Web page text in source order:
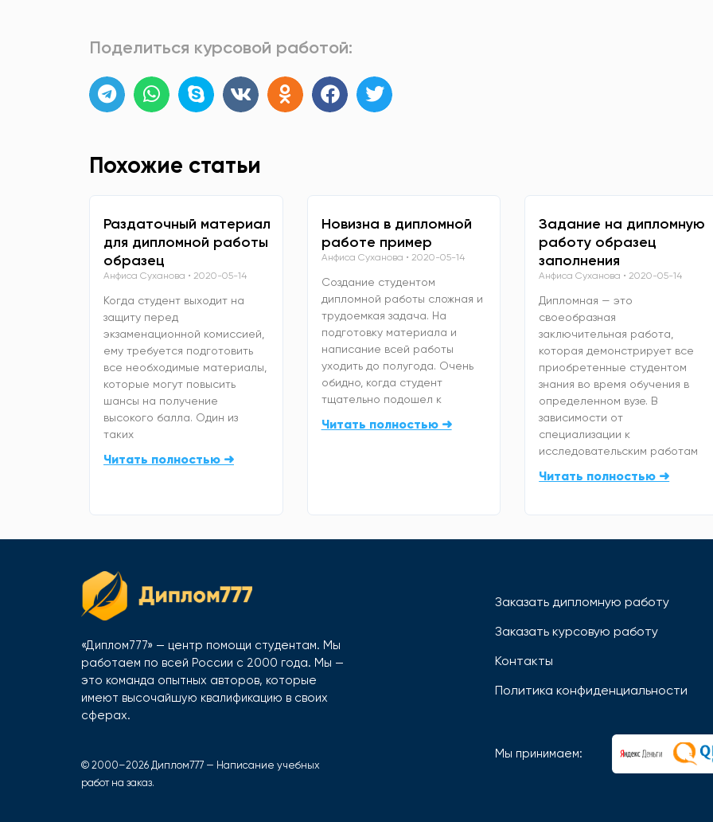
Поделиться курсовой работой:
Похожие статьи
Раздаточный материал
для дипломной работы
образец
Анфиса Суханова 2020-05-14
Когда студент выходит на
защиту перед
экзаменационной комиссией,
ему требуется подготовить
все необходимые материалы,
которые могут повысить
шансы на получение
высокого балла. Один из
таких
Читать полностью ➜
Новизна в дипломной
работе пример
Анфиса Суханова 2020-05-14
Создание студентом
дипломной работы сложная и
трудоемкая задача. На
подготовку материала и
написание всей работы
уходить до полугода. Очень
обидно, когда студент
тщательно подошел к
Читать полностью ➜
Задание на дипломную
работу образец
заполнения
Анфиса Суханова 2020-05-14
Дипломная — это
своеобразная
заключительная работа,
которая демонстрирует все
приобретенные студентом
знания во время обучения в
определенном вузе. В
зависимости от
специализации к
исследовательским работам
Читать полностью ➜
«Диплом777» — центр помощи студентам. Мы
работаем по всей России с 2000 года. Мы —
это команда опытных авторов, которые
имеют высочайшую квалификацию в своих
сферах.
© 2000–2026 Диплом777 — Написание учебных
работ на заказ.
Заказать дипломную работу
Заказать курсовую работу
Контакты
Политика конфиденциальности
Мы принимаем: